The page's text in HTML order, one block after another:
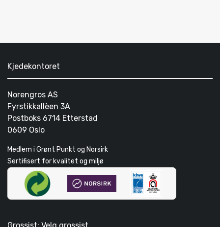
Kjedekontoret
Norengros AS
Fyrstikkallèen 3A
Postboks 6714 Etterstad
0609 Oslo
Medlem i Grønt Punkt og Norsirk
Sertifisert for kvalitet og miljø